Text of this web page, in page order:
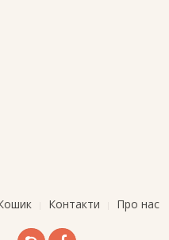
Контакти Про нас